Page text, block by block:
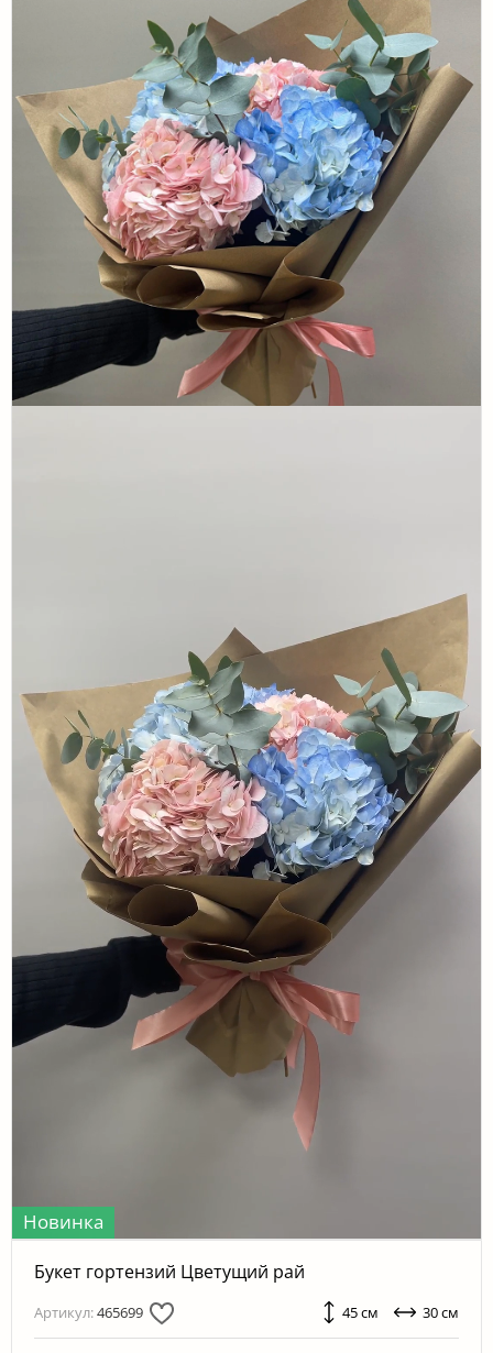
Новинка
Букет гортензий Цветущий рай
Артикул:465699 45 см 30 см